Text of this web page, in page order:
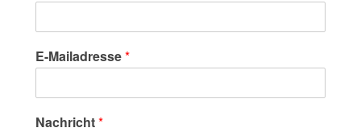
E-Mailadresse*
Nachricht*